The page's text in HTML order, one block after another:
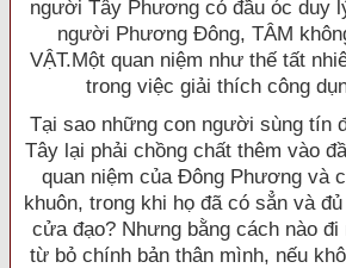
người Tây Phương có đầu óc duy
người Phương Ðông, TÂM
VẬT.Một quan niệm như thế tất
trong việc giải thích công
Tại sao những con người sùng tín
Tây lại phải chồng chất thêm vào
quan niệm của Ðông Phương và
khuôn, trong khi họ đã có sẳn và
cửa đạo? Nhưng bằng cách nào đi
từ bỏ chính bản thân mình, nếu